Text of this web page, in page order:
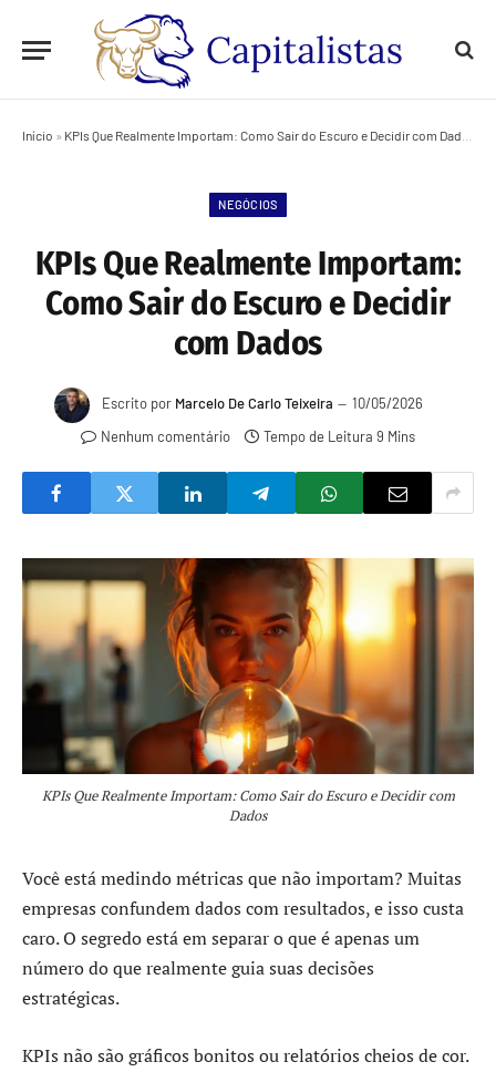
Início » KPIs Que Realmente Importam: Como Sair do Escuro e Decidir com Dados
NEGÓCIOS
KPIs Que Realmente Importam:
Como Sair do Escuro e Decidir
com Dados
Escrito por Marcelo De Carlo Teixeira
10/05/2026
Nenhum comentário
Tempo de Leitura 9 Mins
KPIs Que Realmente Importam: Como Sair do Escuro e Decidir com
Dados
Você está medindo métricas que não importam? Muitas
empresas confundem dados com resultados, e isso custa
caro. O segredo está em separar o que é apenas um
número do que realmente guia suas decisões
estratégicas.
KPIs não são gráficos bonitos ou relatórios cheios de cor.